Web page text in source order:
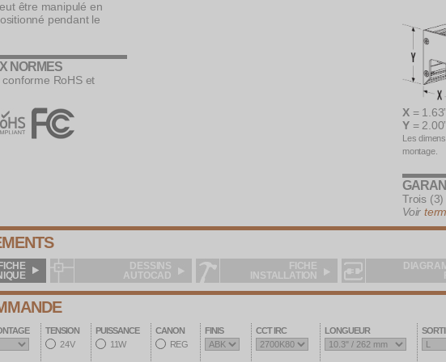
être manipulé en
pendant le
NORMES
RoHS et
X=
Y=
Les
montage.
Trois
Voir
FICHE
DESSINS
AUTOCAD
FICHE
INSTALLATION
TENSION
24V
PUISSANCE
11W
CANON
REG
FINIS CCT IRC LONGUEUR